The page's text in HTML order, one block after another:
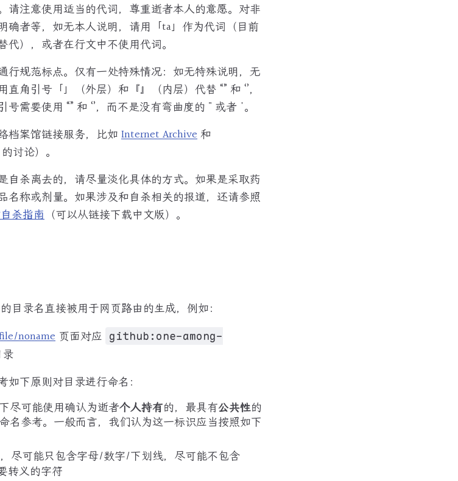
请注意使用适当的代词，尊重逝者本人的意愿。对非
确者等，如无本人说明，请用「ta」作为代词（目前
），或者在行文中不使用代词。
行规范标点。仅有一处特殊情况：如无特殊说明，无
角引号「」（外层）和『』（内层）代替 “” 和 ‘’，
需要使用 “” 和 ‘’，而不是没有弯曲度的 " 或者 '。
档案馆链接服务，比如 Internet Archive和
的讨论）。
自杀离去的，请尽量淡化具体的方式。如果是采取药
名称或剂量。如果涉及和自杀相关的报道，还请参照
杀指南 （可以从链接下载中文版）。
目录名直接被用于网页路由的生成，例如：
noname 页面对应 github:one-among-
录
下原则对目录进行命名：
尽可能使用确认为逝者个人持有的，最具有公共性的
名参考。一般而言，我们认为这一标识应当按照如下
尽可能只包含字母/数字/下划线，尽可能不包含
转义的字符